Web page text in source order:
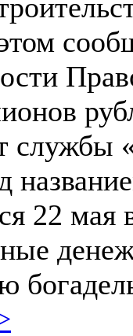
службы
22